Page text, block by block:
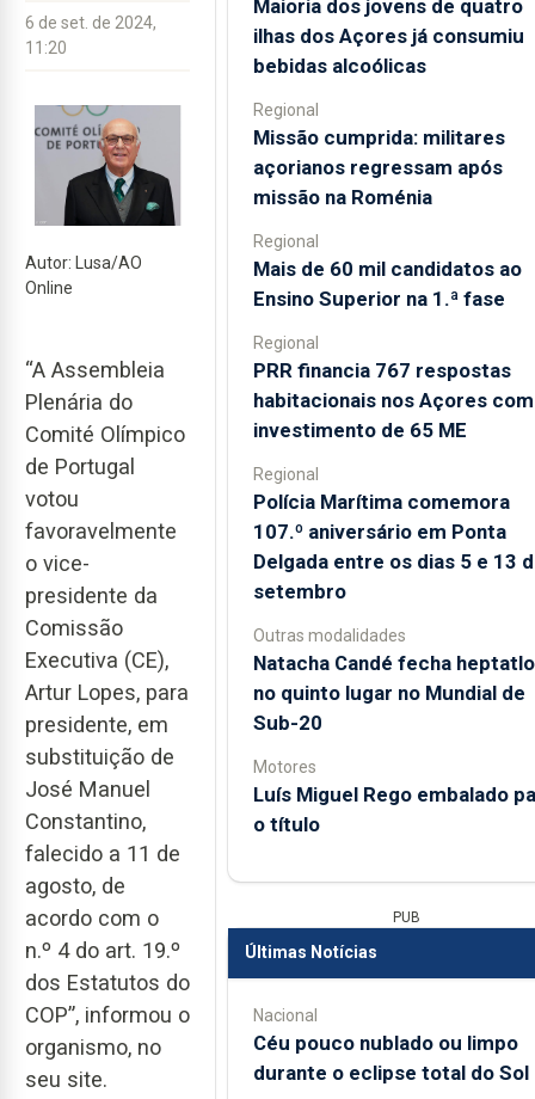
6 de set. de 2024,
11:20
Autor: Lusa/AO
Online
“A Assembleia
Plenária do
Comité Olímpico
de Portugal
votou
favoravelmente
o vice-
presidente da
Comissão
Executiva (CE),
Artur Lopes, para
presidente, em
substituição de
José Manuel
Constantino,
falecido a 11 de
agosto, de
acordo com o
n.º 4 do art. 19.º
dos Estatutos do
COP”, informou o
organismo, no
seu site.
Maioria dos jovens de quatro
ilhas dos Açores já consumiu
bebidas alcoólicas
Regional
Missão cumprida: militares
açorianos regressam após
missão na Roménia
Regional
Mais de 60 mil candidatos ao
Ensino Superior na 1.ª fase
Regional
PRR financia 767 respostas
habitacionais nos Açores com
investimento de 65 ME
Regional
Polícia Marítima comemora
107.º aniversário em Ponta
Delgada entre os dias 5 e 13
setembro
Outras modalidades
Natacha Candé fecha heptatlo
no quinto lugar no Mundial de
Sub-20
Motores
Luís Miguel Rego embalado
o título
PUB
Últimas Notícias
Nacional
Céu pouco nublado ou limpo
durante o eclipse total do Sol